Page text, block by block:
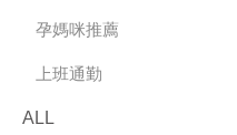
孕媽咪推薦
上班通勤
ALL